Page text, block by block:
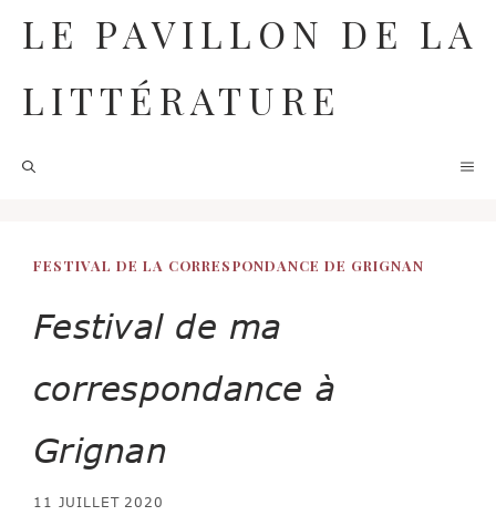
contenu
LE PAVILLON DE LA
LITTÉRATURE
FESTIVAL DE LA CORRESPONDANCE DE GRIGNAN
Festival de ma
correspondance à
Grignan
11 JUILLET 2020